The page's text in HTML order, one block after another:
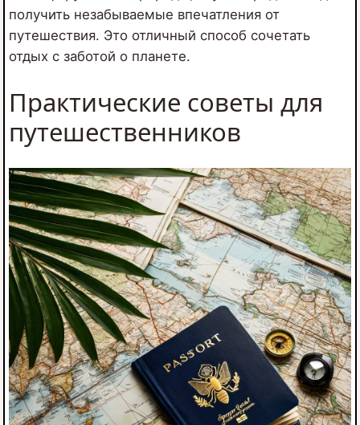
получить незабываемые впечатления от
путешествия. Это отличный способ сочетать
отдых с заботой о планете.
Практические советы для
путешественников